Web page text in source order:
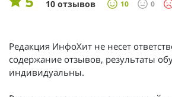
5 10 отзывов 10 0
Редакция ИнфоХит не несет
содержание отзывов, результаты
индивидуальны.